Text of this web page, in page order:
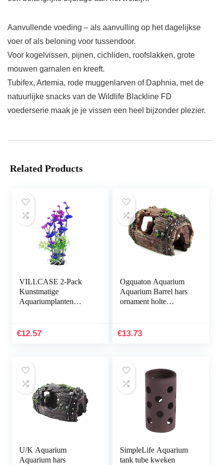
Aanvullende voeding – als aanvulling op het dagelijkse
voer of als beloning voor tussendoor.
Voor kogelvissen, pijnen, cichliden, roofslakken, grote
mouwen garnalen en kreeft.
Tubifex, Artemia, rode muggenlarven of Daphnia, met de
natuurlijke snacks van de Wildlife Blackline FD
voederserie maak je je vissen een heel bijzonder plezier.
Related Products
VILLCASE 2-Pack
Kunstmatige
Aquariumplanten
Inrichting Plastic
€12.57
Ogquaton Aquarium
Aquarium Barrel hars
ornament holte
onderwater decoratie
€13.73
U/K Aquarium
Aquarium hars
SimpleLife Aquarium
tank tube kweken